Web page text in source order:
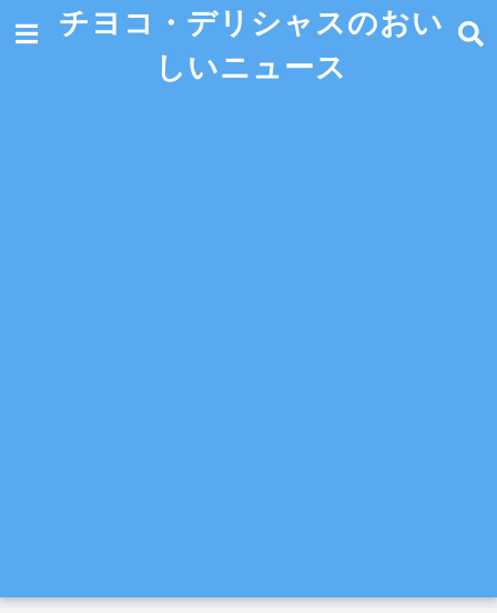
チヨコ・デリシャスのおい
しいニュース